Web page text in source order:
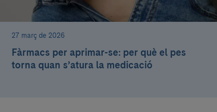
27 març de 2026
Fàrmacs per aprimar-se: per què el pes
torna quan s’atura la medicació